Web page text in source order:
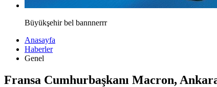
Büyükşehir bel bannnerrr
Anasayfa
Haberler
Genel
Fransa Cumhurbaşkanı Macron,